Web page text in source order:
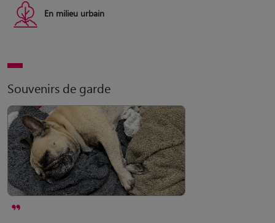
En milieu urbain
Souvenirs de garde